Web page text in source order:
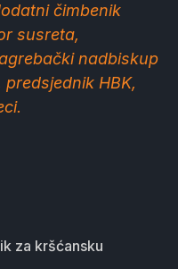
čimbenik
susreta,
nadbiskup
HBK,
za kršćansku